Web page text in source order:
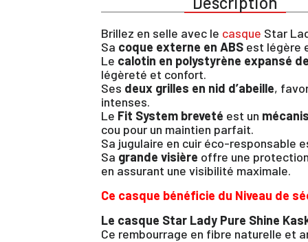
Brillez en selle avec le casque Star
Sa coque externe en ABS est légère
Le calotin en polystyrène expansé
légèreté et confort.
Ses deux grilles en nid d’abeille,
intenses.
Le Fit System breveté est un
cou pour un maintien parfait.
Sa jugulaire en cuir éco-responsable
Sa grande visière offre une
en assurant une visibilité maximale.
Ce casque bénéficie du Niveau de
Le casque Star Lady Pure Shine
Ce rembourrage en fibre naturelle et